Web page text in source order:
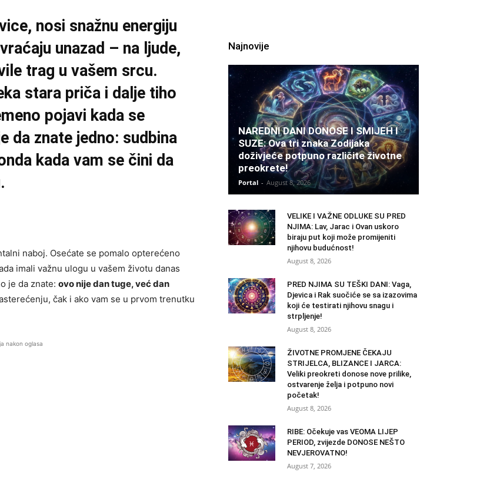
nosi snažnu energiju
unazad – na ljude,
trag u vašem srcu.
stara priča i dalje tiho
pojavi kada se
da znate jedno: sudbina
kada vam se čini da
naboj. Osećate se pomalo opterećeno
imali važnu ulogu u vašem životu danas
je da znate: ovo nije dan tuge, već dan
čak i ako vam se u prvom trenutku
nakon oglasa
Najnovije
NAREDNI DANI DONOSE I SMIJEH I
SUZE: Ova tri znaka Zodijaka
doživjeće potpuno različite životne
preokrete!
Portal - August 8, 2026
VELIKE I VAŽNE ODLUKE SU PRED
NJIMA: Lav, Jarac i Ovan uskoro
biraju put koji može promijeniti
njihovu budućnost!
August 8, 2026
PRED NJIMA SU TEŠKI DANI: Vaga,
Djevica i Rak suočiće se sa izazovima
koji će testirati njihovu snagu i
strpljenje!
August 8, 2026
ŽIVOTNE PROMJENE ČEKAJU
STRIJELCA, BLIZANCE I JARCA:
Veliki preokreti donose nove prilike,
ostvarenje želja i potpuno novi
početak!
August 8, 2026
RIBE: Očekuje vas VEOMA LIJEP
PERIOD, zvijezde DONOSE NEŠTO
NEVJEROVATNO!
August 7, 2026